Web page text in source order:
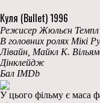
Куля (Bullet) 1996
Режисер Жюльєн Темпл
В головних ролях Мікі
Лівайн, Майкл К.
Дінклейдж
Бал IMDb
У цього фільму є маса